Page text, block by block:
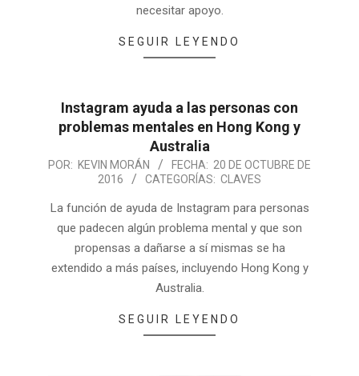
necesitar apoyo.
SEGUIR LEYENDO
Instagram ayuda a las personas con
problemas mentales en Hong Kong y
Australia
POR: KEVIN MORÁN FECHA: 20 DE OCTUBRE DE
2016
CATEGORÍAS: CLAVES
La función de ayuda de Instagram para personas
que padecen algún problema mental y que son
propensas a dañarse a sí mismas se ha
extendido a más países, incluyendo Hong Kong y
Australia.
SEGUIR LEYENDO